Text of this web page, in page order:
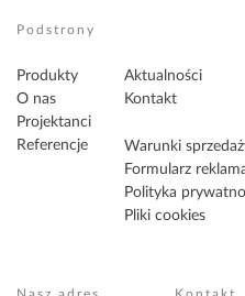
Podstrony
Produkty
O nas
Projektanci
Referencje
Aktualności
Kontakt
Warunki
Formularz
Polityka
Pliki cookies